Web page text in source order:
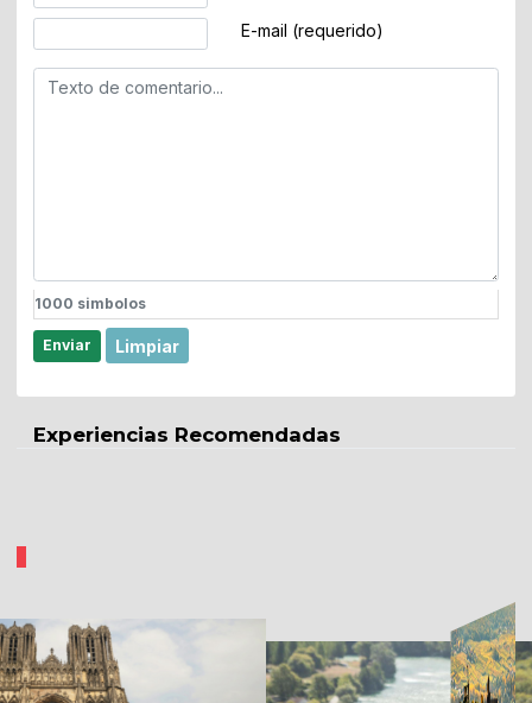
E-mail (requerido)
1000 simbolos
Enviar Limpiar
Experiencias Recomendadas